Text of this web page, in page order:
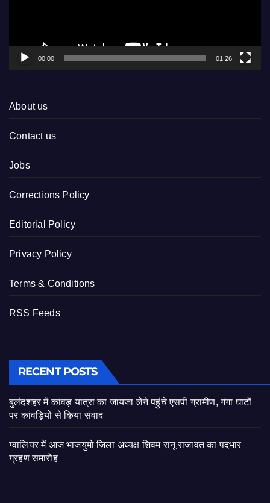
00:00 01:26
About us
Contact us
Jobs
Corrections Policy
Editorial Policy
Privacy Policy
Terms & Conditions
RSS Feeds
RECENT POSTS
बुलंदशहर में कांवड़ यात्रा का जायजा लेने पहुंचे एसपी ग्रामीण, गंगा घाटों
पर कांवड़ियों से किया संवाद
ग्वालियर में आज भाजयुमो जिला अध्यक्ष शिवम रानू राजावत का पदभार
ग्रहण समारोह